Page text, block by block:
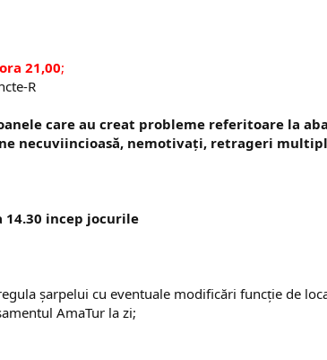
21,00;
R
care au creat probleme referitoare la
necuviincioasă, nemotivați, retrageri
14.30 incep jocurile
şarpelui cu eventuale modificări funcţie de
AmaTur la zi;